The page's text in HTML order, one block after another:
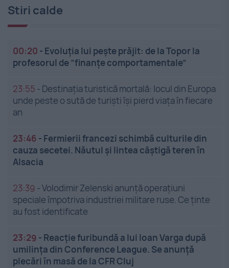
Stiri calde
00:20 - Evoluția lui pește prăjit: de la Topor la
profesorul de ”finanțe comportamentale”
23:55 - Destinația turistică mortală: locul din Europa
unde peste o sută de turiști își pierd viața în fiecare
an
23:46 - Fermierii francezi schimbă culturile din
cauza secetei. Năutul și lintea câștigă teren în
Alsacia
23:39 -Volodimir Zelenski anunță operațiuni
speciale împotriva industriei militare ruse. Ce ținte
au fost identificate
23:29 - Reacție furibundă a lui Ioan Varga după
umilința din Conference League. Se anunță
plecări în masă de la CFR Cluj